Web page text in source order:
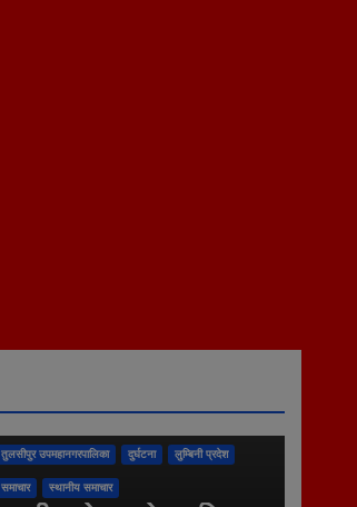
तुलसीपुर उपमहानगरपालिका दुर्घटना लुम्बिनी प्रदेश
समाचार स्थानीय समाचार